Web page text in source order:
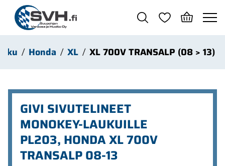
Siirry pääsisältöön
Honda XL XL 700V TRANSALP (08 > 13)
GIVI SIVUTELINEET
MONOKEY-LAUKUILLE
PL203, HONDA XL 700V
TRANSALP 08-13